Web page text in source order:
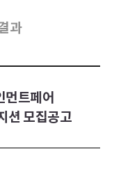
과
트페어
션 모집공고